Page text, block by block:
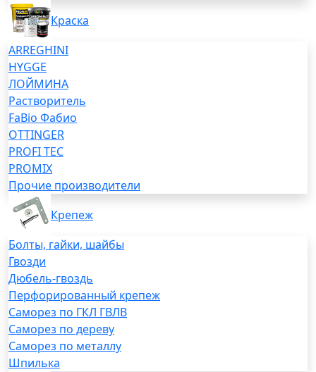
Краска
ARREGHINI
HYGGE
ЛОЙМИНА
Растворитель
FaBio Фабио
OTTINGER
PROFI TEC
PROMIX
Прочие производители
Крепеж
Болты, гайки, шайбы
Гвозди
Дюбель-гвоздь
Перфорированный крепеж
Саморез по ГКЛ ГВЛВ
Саморез по дереву
Саморез по металлу
Шпилька